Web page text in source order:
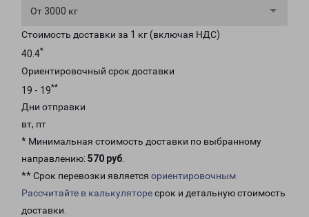
От 3000 кг
Стоимость доставки за 1 кг (включая НДС)
40.4*
Ориентировочный срок доставки
19 - 19**
Дни отправки
вт, пт
* Минимальная стоимость доставки по выбранному
направлению: 570 руб.
** Срок перевозки является ориентировочным
Рассчитайте в калькуляторесрок и детальную стоимость
доставки.